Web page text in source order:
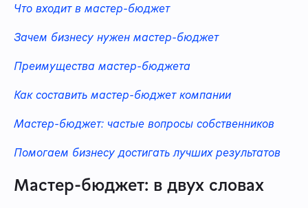
Что входит в мастер-бюджет
Зачем бизнесу нужен мастер-бюджет
Преимущества мастер-бюджета
Как составить мастер-бюджет компании
Мастер-бюджет: частые вопросы собственников
Помогаем бизнесу достигать лучших результатов
Мастер-бюджет: в двух словах